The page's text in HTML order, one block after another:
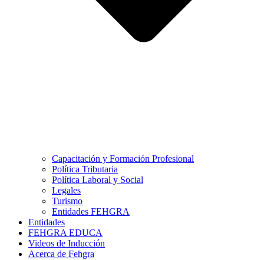
Capacitación y Formación Profesional
Política Tributaria
Política Laboral y Social
Legales
Turismo
Entidades FEHGRA
Entidades
FEHGRA EDUCA
Videos de Inducción
Acerca de Fehgra